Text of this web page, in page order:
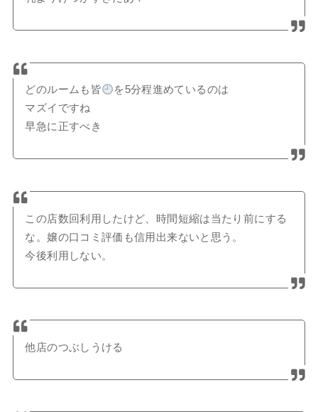
どのルームも皆
を5分程進めているのは
マズイですね
早急に正すべき
この店数回利用したけど、時間短縮は当たり前にする
な。嬢の口コミ評価も信用出来ないと思う。
今後利用しない。
他店のつぶしうける